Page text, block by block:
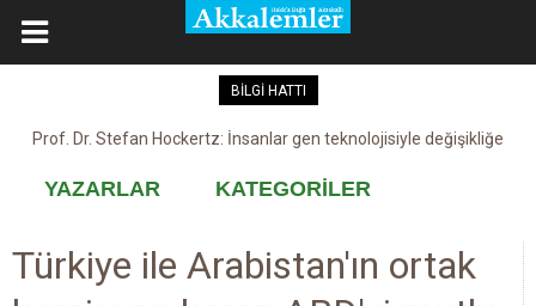
BİLGİ HATTI
Prof. Dr. Stefan Hockertz: İnsanlar gen teknolojisiyle değişikliğe
Kovid-19 aşısı, devşirme ve kobay!
YAZARLAR KATEGORİLER
Türkiye ile Arabistan'ın ortak